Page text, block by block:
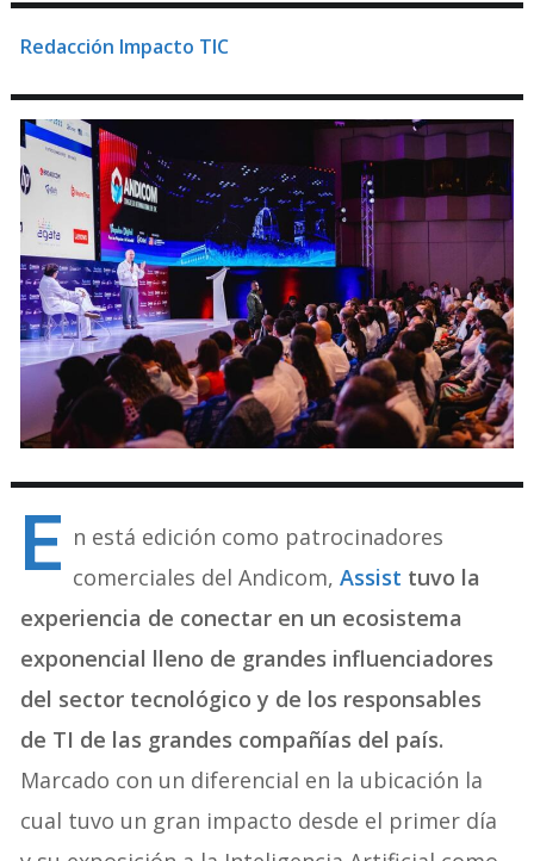
Redacción Impacto TIC
E n está edición como patrocinadores
comerciales del Andicom,Assist tuvo la
experiencia de conectar en un ecosistema
exponencial lleno de grandes influenciadores
del sector tecnológico y de los responsables
de TI de las grandes compañías del país.
Marcado con un diferencial en la ubicación la
cual tuvo un gran impacto desde el primer día